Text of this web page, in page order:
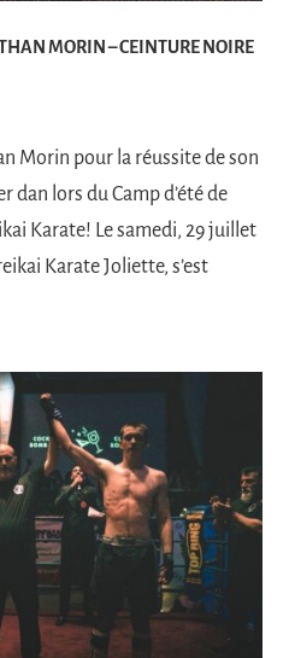
MORIN – CEINTURE NOIRE
Morin pour la réussite de son
dan lors du Camp d’été de
Karate! Le samedi, 29 juillet
Karate Joliette, s’est